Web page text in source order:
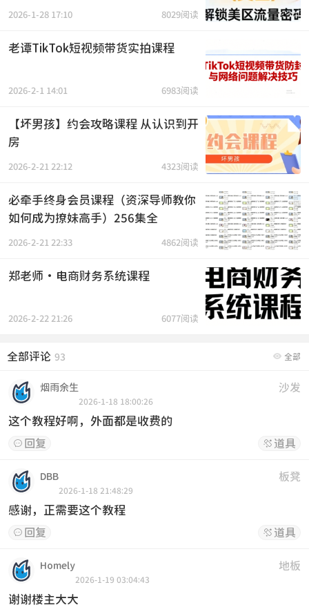
8029阅读
2026-1-28 17:10
老谭TikTok短视频带货实拍课程
6983阅读
2026-2-1 14:01
【坏男孩】约会攻略课程 从认识到开
房
4323阅读
2026-2-21 22:12
必牵手终身会员课程（资深导师教你
如何成为撩妹高手）256集全
4862阅读
2026-2-21 22:33
郑老师·电商财务系统课程
6077阅读
2026-2-22 21:26
 全部
全部评论 93
沙发
烟雨余生
2026-1-18 18:00:26
这个教程好啊，外面都是收费的
 回复  道具
板凳
DBB
2026-1-18 21:48:29
感谢，正需要这个教程
 回复  道具
地板
Homely
2026-1-19 03:04:43
谢谢楼主大大